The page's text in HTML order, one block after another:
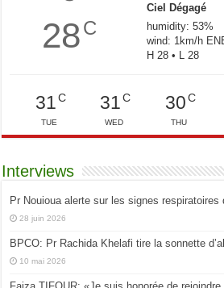
28C
Ciel Dégagé
humidity: 53%
wind: 1km/h
H 28 • L 28
31C
TUE
31 C
WED
30C
THU
Interviews
Pr Nouioua alerte sur les signes
28 juin 2026
BPCO: Pr Rachida Khelafi tire la sonnette
10 mai 2026